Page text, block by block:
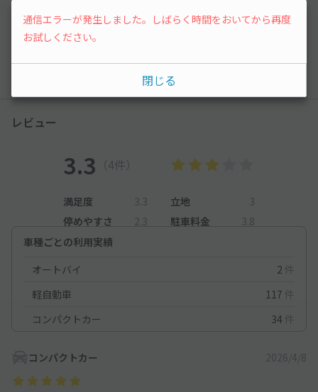
レビュー
3.3 （4件）
満足度 3.3 立地
3
停めやすさ
2.3 駐車料金
3.8
車種ごとの利用実績
オートバイ
2 件
軽自動車
117 件
コンパクトカー
34 件
コンパクトカー 2026/4/8
通信エラーが発生しました。しばらく時間をおいてから再度
お試しください。
閉じる